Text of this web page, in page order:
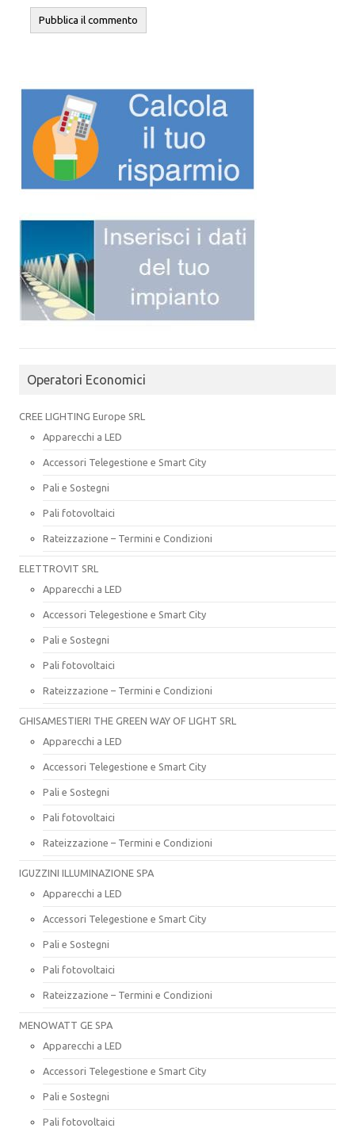
Operatori Economici
CREE LIGHTING Europe SRL
Apparecchi a LED
Accessori Telegestione e Smart City
Pali e Sostegni
Pali fotovoltaici
Rateizzazione – Termini e Condizioni
ELETTROVIT SRL
Apparecchi a LED
Accessori Telegestione e Smart City
Pali e Sostegni
Pali fotovoltaici
Rateizzazione – Termini e Condizioni
GHISAMESTIERI THE GREEN WAY OF LIGHT SRL
Apparecchi a LED
Accessori Telegestione e Smart City
Pali e Sostegni
Pali fotovoltaici
Rateizzazione – Termini e Condizioni
IGUZZINI ILLUMINAZIONE SPA
Apparecchi a LED
Accessori Telegestione e Smart City
Pali e Sostegni
Pali fotovoltaici
Rateizzazione – Termini e Condizioni
MENOWATT GE SPA
Apparecchi a LED
Accessori Telegestione e Smart City
Pali e Sostegni
Pali fotovoltaici